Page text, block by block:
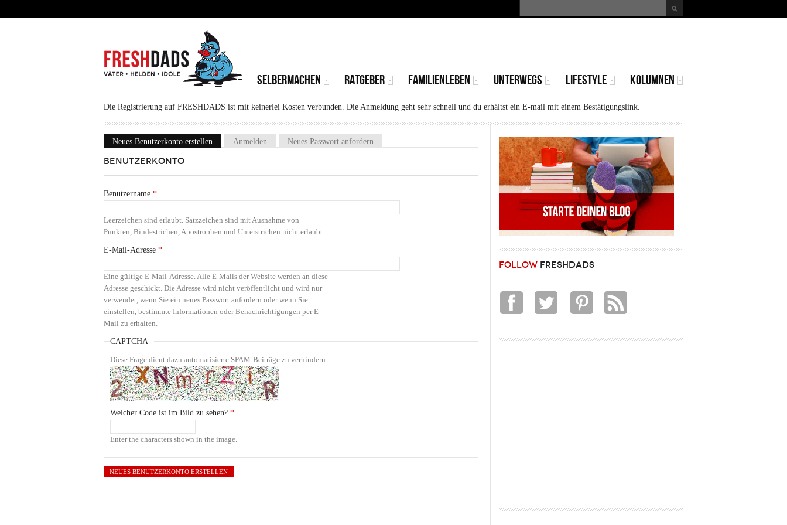
Suchformular
MAINMENU
SELBERMACHEN RATGEBER FAMILIENLEBEN UNTERWEGS LIFESTYLE KOLUMNEN
Die Registrierung auf FRESHDADS ist mit keinerlei Kosten verbunden. Die Anmeldung geht sehr schnell und du erhältst ein E-mail mit einem Bestätigungslink.
Haupt-Reiter
Neues Benutzerkonto erstellen (aktiver Reiter)
Anmelden Neues Passwort anfordern
BENUTZERKONTO
Benutzername *
Leerzeichen sind erlaubt. Satzzeichen sind mit Ausnahme von
Punkten, Bindestrichen, Apostrophen und Unterstrichen nicht erlaubt.
E-Mail-Adresse *
Eine gültige E-Mail-Adresse. Alle E-Mails der Website werden an diese
Adresse geschickt. Die Adresse wird nicht veröffentlicht und wird nur
verwendet, wenn Sie ein neues Passwort anfordern oder wenn Sie
einstellen, bestimmte Informationen oder Benachrichtigungen per E-
Mail zu erhalten.
CAPTCHA
Diese Frage dient dazu automatisierte SPAM-Beiträge zu verhindern.
Welcher Code ist im Bild zu sehen? *
Enter the characters shown in the image.
FOLLOW FRESHDADS